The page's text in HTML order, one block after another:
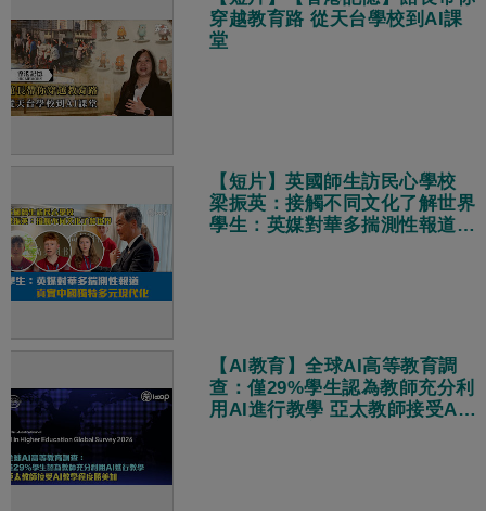
穿越教育路 從天台學校到AI課
堂
【短片】英國師生訪民心學校
梁振英：接觸不同文化了解世界
學生：英媒對華多揣測性報道
【AI教育】全球AI高等教育調
查：僅29%學生認為教師充分利
用AI進行教學 亞太教師接受AI